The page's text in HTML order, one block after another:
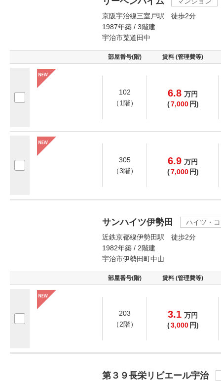
京阪宇治線三室戸駅 徒歩2分
1987年築 / 3階建
宇治市莵道田中
部屋番号(階) 賃料 (管理費等)
102
（1階）
6.8 万円
(7,000 円)
305
（3階）
6.9 万円
(7,000 円)
サンハイツ伊勢田
ハイツ・
近鉄京都線伊勢田駅 徒歩2分
1982年築 / 2階建
宇治市伊勢田町中山
部屋番号(階) 賃料 (管理費等)
203
（2階）
3.1 万円
(3,000 円)
第３９長栄リビエール宇治